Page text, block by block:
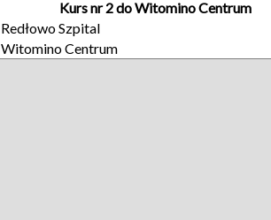
Kurs nr 2 do Witomino Centrum
Redłowo Szpital
Witomino Centrum